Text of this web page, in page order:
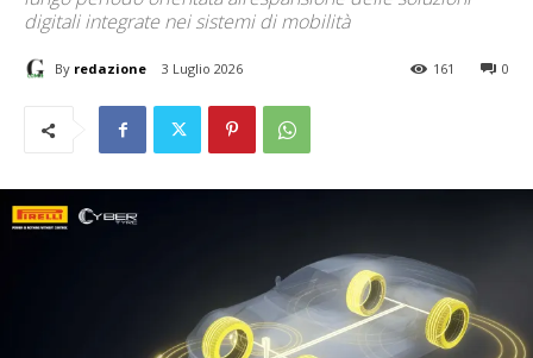
digitali integrate nei sistemi di mobilità
By redazione 3 Luglio 2026 0
161